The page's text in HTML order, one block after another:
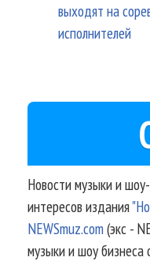
выходят на
исполнителей
Новости музыки и
интересов издания
NEWSmuz.com(экс -
музыки и шоу бизнеса